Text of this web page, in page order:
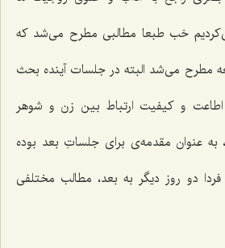
خب طبعا مطالبی مطرح می‌شد که
مطرح می‌شد البته در جلسات آینده بحث
اطاعت و کیفیت ارتباط بین زن و شوهر
عنوان مقدمه‌ی برای جلساتِ بعد بوده
دو روز دیگر به بعد، مطالب مختلفی